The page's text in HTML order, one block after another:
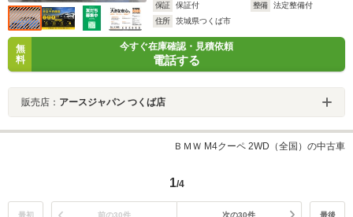
保証
保証付 整備
法定整備付
住所
茨城県つくば市
無
料
今すぐ在庫確認・見積依頼
電話する
販売店： アースジャパン つくば店
ＢＭＷ M4クーペ 2WD（全国）の中古車
1/4